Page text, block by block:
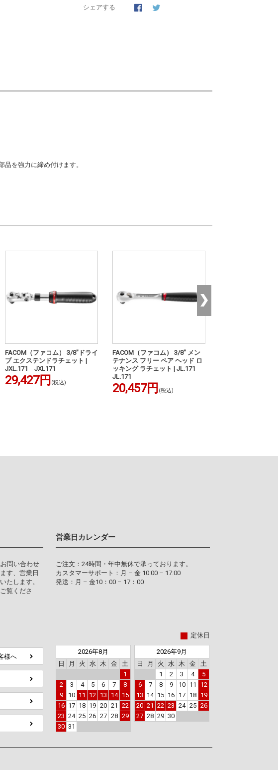
シェアする
を強力に締め付けます。
FACOM（ファコム） 3/8"ドライ
ブ エクステンドラチェット |
JXL.171 JXL171
29,427円 (税込)
FACOM（ファコム） 3/8" メン
テナンス フリー ペア ヘッド ロ
ッキング ラチェット | JL.171
JL.171
20,457円 (税込)
問い合わせ
す、営業日
たします。
覧くださ
様へ
営業日カレンダー
ご注文：24時間・年中無休で承っております。
カスタマーサポート：月 – 金 10:00 – 17:00
発送：月 – 金10：00 – 17：00
定休日
2026年8月
日
月 火 水 木 金
土
1
2
3 4 5 6 7
8
9
10 11 12 13 14
15
16 17 18 19 20 21
22
23 24 25 26 27 28 29
30 31
2026年9月
日
月 火 水 木 金
土
1
2 3 4
5
6
7 8 9 10 11
12
13 14 15 16 17 18
19
20 21 22 23 24 25 26
27 28 29 30